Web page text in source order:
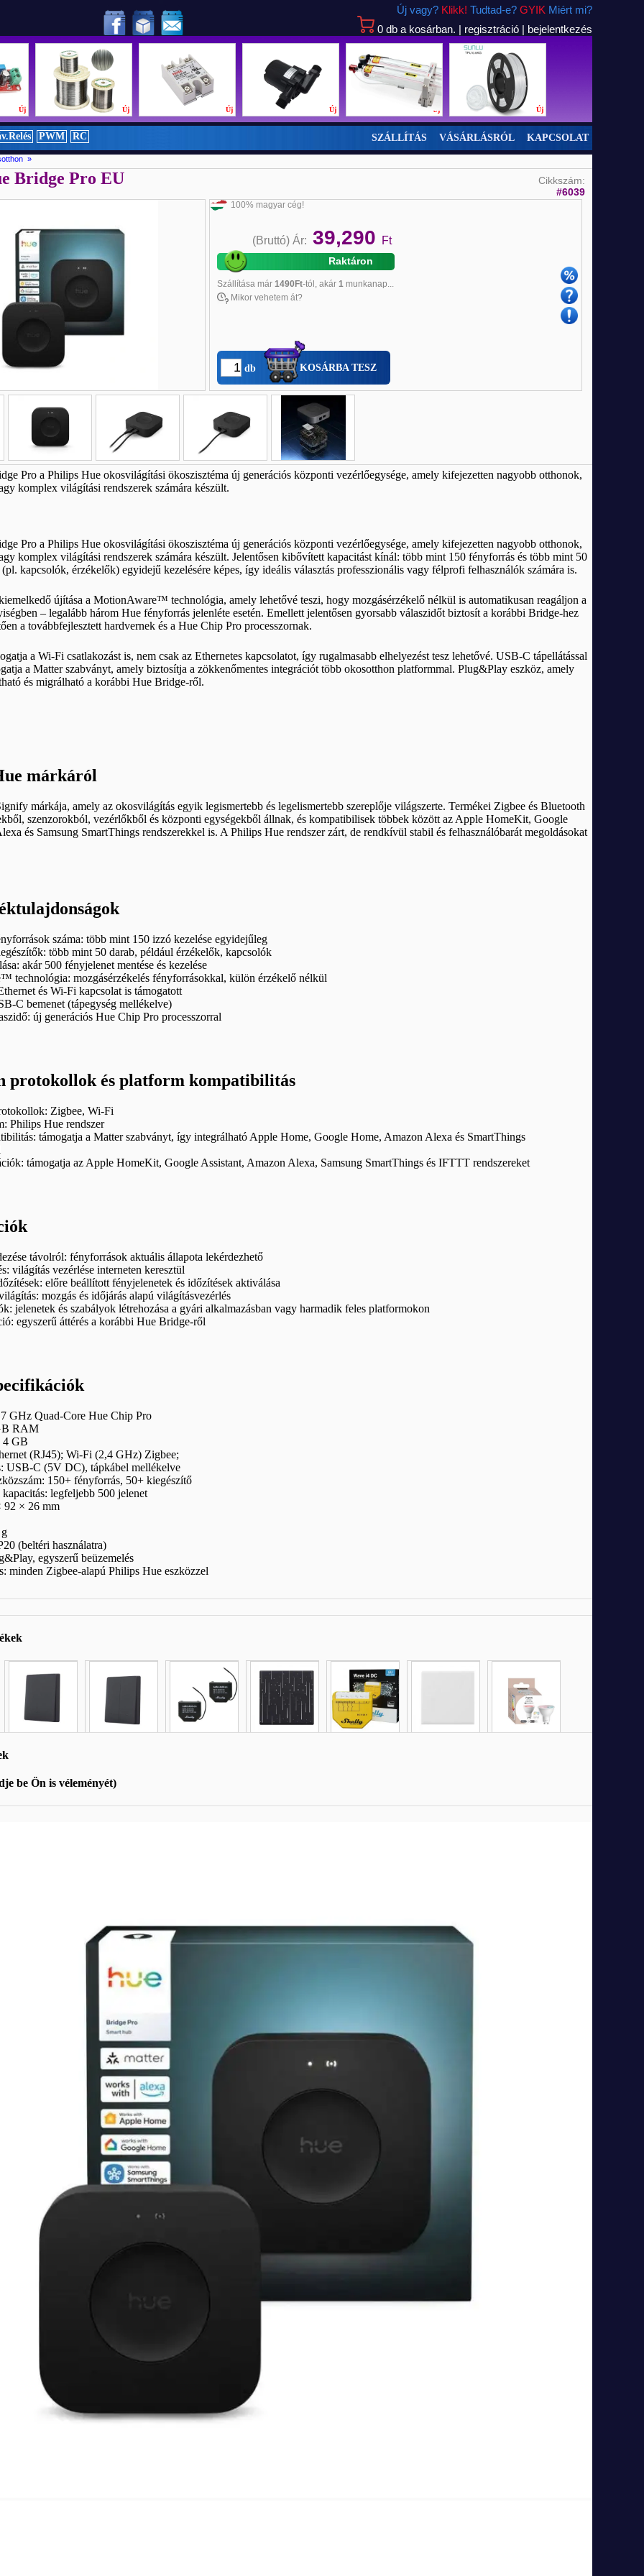
0 db a kosárban. | regisztráció | bejelentkezés
Új vagy? Klikk! Tudtad-e? GYIK Miért mi?
Új Új Új Új Új Új
PWM RC SZÁLLÍTÁS VÁSÁRLÁSRÓL KAPCSOLAT
»
Bridge Pro EU
Cikkszám:
#6039
100% magyar cég!
(Bruttó)Ár: 39,290 Ft
Raktáron
Szállítása már 1490Ft-tól, akár 1munkanap...
Mikor vehetem át?
db KOSÁRBA TESZ
Pro a Philips Hue okosvilágítási ökoszisztéma új generációs központi vezérlőegysége, amely kifejezetten nagyobb otthonok,
komplex világítási rendszerek számára készült.
Pro a Philips Hue okosvilágítási ökoszisztéma új generációs központi vezérlőegysége, amely kifejezetten nagyobb otthonok,
komplex világítási rendszerek számára készült. Jelentősen kibővített kapacitást kínál: több mint 150 fényforrás és több mint 50
kapcsolók, érzékelők) egyidejű kezelésére képes, így ideális választás professzionális vagy félprofi felhasználók számára is.
újítása a MotionAware™ technológia, amely lehetővé teszi, hogy mozgásérzékelő nélkül is automatikusan reagáljon a
– legalább három Hue fényforrás jelenléte esetén. Emellett jelentősen gyorsabb válaszidőt biztosít a korábbi Bridge-hez
a továbbfejlesztett hardvernek és a Hue Chip Pro processzornak.
a Wi-Fi csatlakozást is, nem csak az Ethernetes kapcsolatot, így rugalmasabb elhelyezést tesz lehetővé. USB-C tápellátással
a Matter szabványt, amely biztosítja a zökkenőmentes integrációt több okosotthon platformmal. Plug&Play eszköz, amely
és migrálható a korábbi Hue Bridge-ről.
márkáról
márkája, amely az okosvilágítás egyik legismertebb és legelismertebb szereplője világszerte. Termékei Zigbee és Bluetooth
szenzorokból, vezérlőkből és központi egységekből állnak, és kompatibilisek többek között az Apple HomeKit, Google
és Samsung SmartThings rendszerekkel is. A Philips Hue rendszer zárt, de rendkívül stabil és felhasználóbarát megoldásokat
száma: több mint 150 izzó kezelése egyidejűleg
több mint 50 darab, például érzékelők, kapcsolók
akár 500 fényjelenet mentése és kezelése
technológia: mozgásérzékelés fényforrásokkal, külön érzékelő nélkül
és Wi-Fi kapcsolat is támogatott
C bemenet (tápegység mellékelve)
új generációs Hue Chip Pro processzorral
protokollok és platform kompatibilitás
Zigbee, Wi-Fi
Philips Hue rendszer
támogatja a Matter szabványt, így integrálható Apple Home, Google Home, Amazon Alexa és SmartThings
támogatja az Apple HomeKit, Google Assistant, Amazon Alexa, Samsung SmartThings és IFTTT rendszereket
távolról: fényforrások aktuális állapota lekérdezhető
világítás vezérlése interneten keresztül
előre beállított fényjelenetek és időzítések aktiválása
mozgás és időjárás alapú világításvezérlés
jelenetek és szabályok létrehozása a gyári alkalmazásban vagy harmadik feles platformokon
egyszerű áttérés a korábbi Hue Bridge-ről
GHz Quad-Core Hue Chip Pro
RAM
4 GB
(RJ45); Wi-Fi (2,4 GHz) Zigbee;
USB-C (5V DC), tápkábel mellékelve
150+ fényforrás, 50+ kiegészítő
kapacitás: legfeljebb 500 jelenet
92 × 26 mm
(beltéri használatra)
egyszerű beüzemelés
minden Zigbee-alapú Philips Hue eszközzel
be Ön is véleményét)